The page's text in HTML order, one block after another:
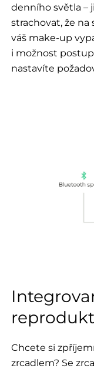
denního světla –
strachovat, že
váš make-up
i možnost
nastavíte
Chcete si
zrcadlem? Se